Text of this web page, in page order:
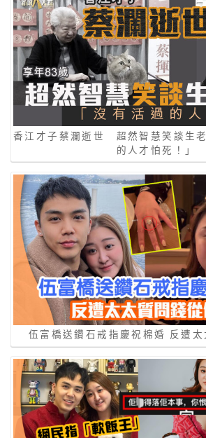
香江才子蔡瀾逝世 超然智慧笑談生
的人才怕死！」
伍富橋送鑽石戒指慶祝棉婚 反遭太